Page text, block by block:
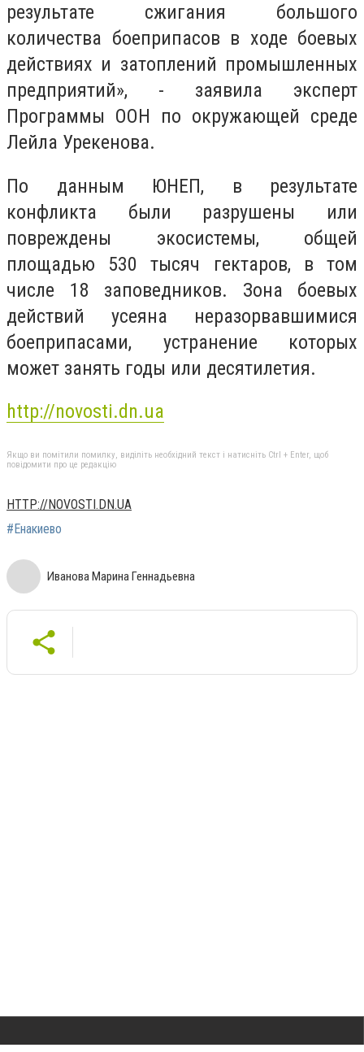
результате сжигания большого
количества боеприпасов в ходе боевых
действиях и затоплений промышленных
предприятий», - заявила эксперт
Программы ООН по окружающей среде
Лейла Урекенова.
По данным ЮНЕП, в результате
конфликта были разрушены или
повреждены экосистемы, общей
площадью 530 тысяч гектаров, в том
числе 18 заповедников. Зона боевых
действий усеяна неразорвавшимися
боеприпасами, устранение которых
может занять годы или десятилетия.
http://novosti.dn.ua
Якщо ви помітили помилку, виділіть необхідний текст і натисніть Ctrl + Enter, щоб
повідомити про це редакцію
HTTP://NOVOSTI.DN.UA
#Енакиево
Иванова Марина Геннадьевна